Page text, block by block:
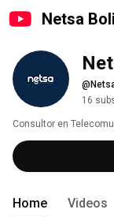
Netsa
16
Consultor en
Home Videos